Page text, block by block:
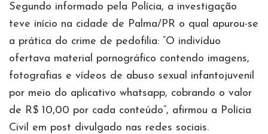
Segundo informado pela Polícia, a investigação
teve início na cidade de Palma/PR o qual apurou-se
a prática do crime de pedofilia: “O indivíduo
ofertava material pornográfico contendo imagens,
fotografias e vídeos de abuso sexual infantojuvenil
por meio do aplicativo whatsapp, cobrando o valor
de R$ 10,00 por cada conteúdo”, afirmou a Polícia
Civil em post divulgado nas redes sociais.